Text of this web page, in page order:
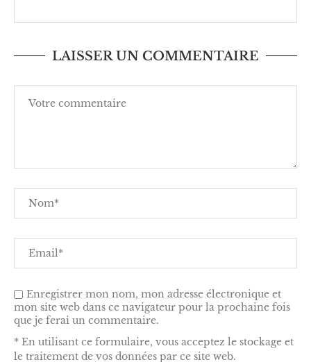
LAISSER UN COMMENTAIRE
Enregistrer mon nom, mon adresse électronique et
mon site web dans ce navigateur pour la prochaine fois
que je ferai un commentaire.
* En utilisant ce formulaire, vous acceptez le stockage et
le traitement de vos données par ce site web.